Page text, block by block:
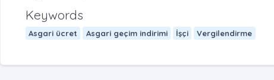
Keywords
Asgari ücret Asgari geçim indirimi İşçi Vergilendirme